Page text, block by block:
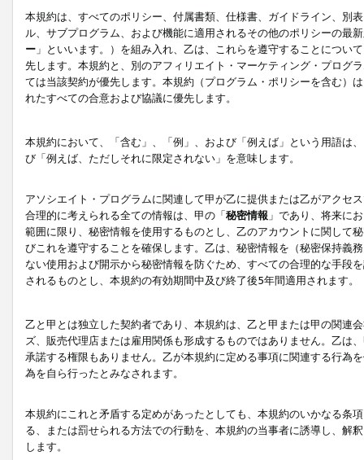
本規約は、すべてのポリシー、付属書類、仕様書、ガイドライン、別
ル、サブプログラム、および機能に適用されるその他のポリシーの最
ー 」といいます。）を組み入れ、乙は、これらを遵守することにつ
先します。本規約と、別のアフィリエイト・マーケティング・プログ
ては当該契約が優先します。本規約（プログラム・ポリシーを含む）
れたすべての合意および協議に優先します。
本規約において、「含む」、「例」、および「例えば」という用語は
び「例えば、ただしそれに限定されない」を意味します。
アソシエイト・プログラムに関連して甲が乙に提供または乙がアクセ
合理的に考えられる全ての情報は、甲の「秘密情報 」であり、将来に
範囲に限り、秘密情報を使用するものとし、乙のアカウントに関して
びこれを遵守することを確保します。乙は、秘密情報を（秘密保持義
ない使用および開示から秘密情報を防ぐため、すべての合理的な手段
されるものとし、本規約の有効期間中及び終了後5年間適用されます。
乙と甲とは独立した契約者であり、本規約は、乙と甲または甲の関連
ズ、販売代理店または雇用関係も形成するものではありません。乙は
承諾する権限もありません。乙が本規約に定める事項に関連する行為
為を自ら行ったとみなされます。
本規約にこれと矛盾する定めがあったとしても、本規約のいかなる条
る、または罰せられる方法での行動を、本規約の当事者に誘導し、解
します。